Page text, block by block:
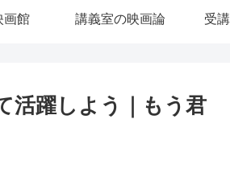
画館 講義室の映画論 受
活躍しよう｜もう君